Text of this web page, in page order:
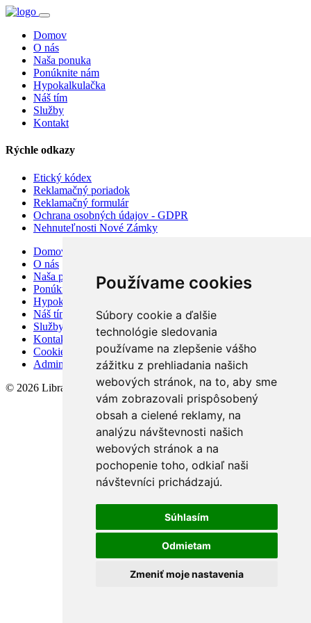
Používame cookies
Súbory cookie a ďalšie
technológie sledovania
používame na zlepšenie vášho
zážitku z prehliadania našich
webových stránok, na to, aby sme
vám zobrazovali prispôsobený
obsah a cielené reklamy, na
analýzu návštevnosti našich
webových stránok a na
pochopenie toho, odkiaľ naši
návštevníci prichádzajú.
Súhlasím
Odmietam
Zmeniť moje nastavenia
Domov
O nás
Naša ponuka
Ponúknite nám
Hypokalkulačka
Náš tím
Služby
Kontakt
Rýchle odkazy
Etický kódex
Reklamačný poriadok
Reklamačný formulár
Ochrana osobných údajov - GDPR
Nehnuteľnosti Nové Zámky
Domov
O nás
Naša ponuka
Ponúknite nám
Hypokalkulačka
Náš tím
Služby
Kontakt
Cookies
Admin
© 2026 Libra Trade, spol. s.r.o.